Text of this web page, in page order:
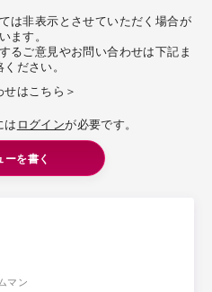
は非表示とさせていただく場合が
ます。
るご意見やお問い合わせは下記ま
ださい。
はこちら＞
は ログインが必要です。
ーを書く
マン